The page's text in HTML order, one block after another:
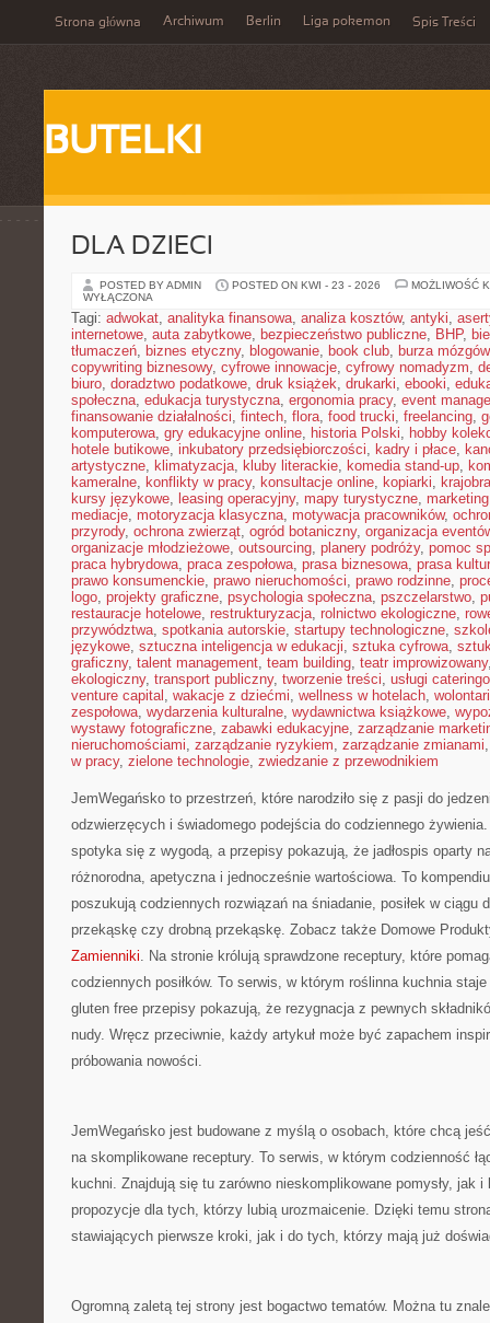
Strona główna Archiwum Berlin Liga pokemon Spis Treści
BUTELKI
DLA DZIECI
POSTED BY ADMIN POSTED ON KWI - 23 - 2026
MOŻLIWOŚĆ
WYŁĄCZONA
Tagi: adwokat, analityka finansowa, analiza kosztów, antyki,
internetowe, auta zabytkowe, bezpieczeństwo publiczne, BHP,
tłumaczeń, biznes etyczny, blogowanie, book club, burza mózgów
copywriting biznesowy, cyfrowe innowacje, cyfrowy nomadyzm,
biuro, doradztwo podatkowe, druk książek, drukarki, ebooki,
społeczna, edukacja turystyczna, ergonomia pracy, event
finansowanie działalności, fintech, flora, food trucki, freelancing,
komputerowa, gry edukacyjne online, historia Polski, hobby
hotele butikowe, inkubatory przedsiębiorczości, kadry i płace,
artystyczne, klimatyzacja, kluby literackie, komedia stand-up,
kameralne, konflikty w pracy, konsultacje online, kopiarki,
kursy językowe, leasing operacyjny, mapy turystyczne,
mediacje, motoryzacja klasyczna, motywacja pracowników,
przyrody, ochrona zwierząt, ogród botaniczny, organizacja
organizacje młodzieżowe, outsourcing, planery podróży, pomoc
praca hybrydowa, praca zespołowa, prasa biznesowa, prasa
prawo konsumenckie, prawo nieruchomości, prawo rodzinne,
logo, projekty graficzne, psychologia społeczna, pszczelarstwo,
restauracje hotelowe, restrukturyzacja, rolnictwo ekologiczne,
przywództwa, spotkania autorskie, startupy technologiczne,
językowe, sztuczna inteligencja w edukacji, sztuka cyfrowa,
graficzny, talent management, team building, teatr improwizowany
ekologiczny, transport publiczny, tworzenie treści, usługi
venture capital , wakacje z dziećmi, wellness w hotelach,
zespołowa, wydarzenia kulturalne, wydawnictwa książkowe,
wystawy fotograficzne, zabawki edukacyjne, zarządzanie
nieruchomościami, zarządzanie ryzykiem, zarządzanie zmianami
w pracy, zielone technologie, zwiedzanie z przewodnikiem
JemWegańsko to przestrzeń, które narodziło się z pasji do
odzwierzęcych i świadomego podejścia do codziennego
spotyka się z wygodą, a przepisy pokazują, że jadłospis oparty
różnorodna, apetyczna i jednocześnie wartościowa. To
poszukują codziennych rozwiązań na śniadanie, posiłek w ciągu
przekąskę czy drobną przekąskę. Zobacz także Domowe
Zamienniki. Na stronie królują sprawdzone receptury, które
codziennych posiłków. To serwis, w którym roślinna kuchnia
gluten free przepisy pokazują, że rezygnacja z pewnych
nudy. Wręcz przeciwnie, każdy artykuł może być zapachem
próbowania nowości.
JemWegańsko jest budowane z myślą o osobach, które chcą
na skomplikowane receptury. To serwis, w którym codzienność
kuchni. Znajdują się tu zarówno nieskomplikowane pomysły, jak i
propozycje dla tych, którzy lubią urozmaicenie. Dzięki temu
stawiających pierwsze kroki, jak i do tych, którzy mają już
Ogromną zaletą tej strony jest bogactwo tematów. Można tu